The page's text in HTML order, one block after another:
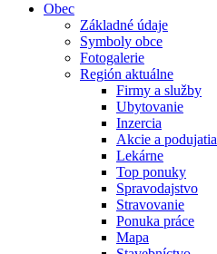
Obec
Základné údaje
Symboly obce
Fotogalerie
Región aktuálne
Firmy a služby
Ubytovanie
Inzercia
Akcie a podujatia
Lekárne
Top ponuky
Spravodajstvo
Stravovanie
Ponuka práce
Mapa